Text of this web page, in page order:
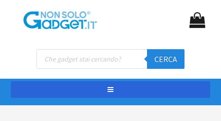
contenuto
NON SOLO GADGET
Gadget personalizzati
Ricerca
prodotti
CERCA